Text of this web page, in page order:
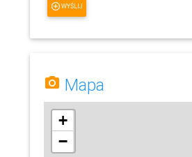
WYŚLIJ
Mapa
+
−